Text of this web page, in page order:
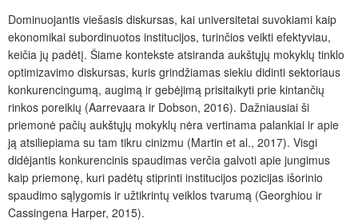
Dominuojantis viešasis diskursas, kai universitetai suvokiami kaip
ekonomikai subordinuotos institucijos, turinčios veikti efektyviau,
keičia jų padėtį. Šiame kontekste atsiranda aukštųjų mokyklų tinklo
optimizavimo diskursas, kuris grindžiamas siekiu didinti sektoriaus
konkurencingumą, augimą ir gebėjimą prisitaikyti prie kintančių
rinkos poreikių (Aarrevaara ir Dobson, 2016). Dažniausiai ši
priemonė pačių aukštųjų mokyklų nėra vertinama palankiai ir apie
ją atsiliepiama su tam tikru cinizmu (Martin et al., 2017). Visgi
didėjantis konkurencinis spaudimas verčia galvoti apie jungimus
kaip priemonę, kuri padėtų stiprinti institucijos pozicijas išorinio
spaudimo sąlygomis ir užtikrintų veiklos tvarumą (Georghiou ir
Cassingena Harper, 2015).